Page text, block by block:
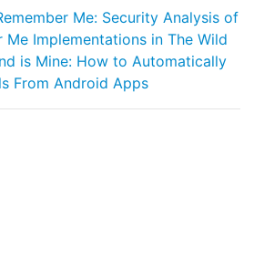
Me: Security Analysis of
Me Implementations in The Wild
is Mine: How to Automatically
From Android Apps